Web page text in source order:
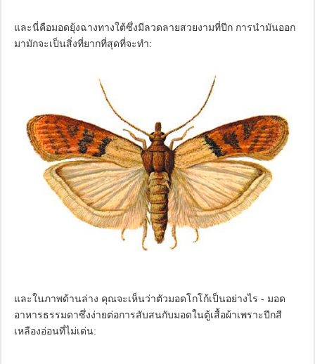
และนี่คือมอดยุ้งฉางทางใต้ซึ่งมีลวดลายสวยงามที่ปีก การนำมันออก
มามักจะเป็นสิ่งที่ยากที่สุดที่จะทำ:
และในภาพด้านล่าง คุณจะเห็นว่าตัวมอดโกโก้เป็นอย่างไร - มอด
อาหารธรรมดาซึ่งง่ายต่อการสับสนกับมอดในตู้เสื้อผ้าเพราะปีกสี
เหลืองอ่อนที่ไม่เด่น: